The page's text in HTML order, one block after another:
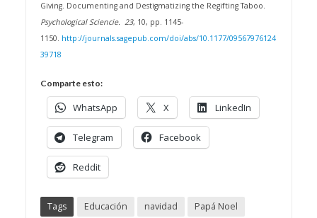
Giving. Documenting and Destigmatizing the Regifting Taboo.
Psychological Sciencie. 23, 10, pp. 1145-
1150. http://journals.sagepub.com/doi/abs/10.1177/09567976124
39718
Comparte esto:
WhatsApp X LinkedIn
Telegram Facebook
Reddit
Tags Educación navidad
Papá Noel